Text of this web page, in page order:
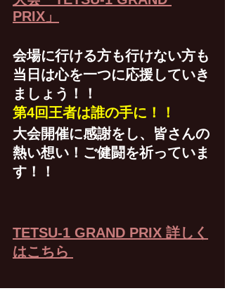
PRIX」
会場に行ける方も行けない方も
当日は心を一つに応援していき
ましょう！！
第4回王者は誰の手に！！
大会開催に感謝をし、皆さんの
熱い想い！ご健闘を祈っていま
す！！
TETSU-1 GRAND PRIX 詳しく
はこちら